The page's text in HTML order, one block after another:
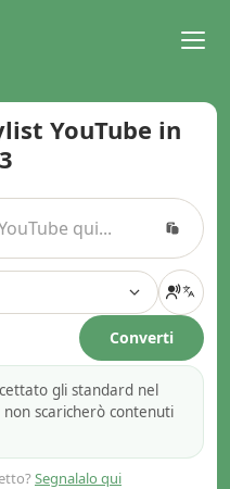
YouTube in
Converti
gli standard nel
non scaricherò contenuti
Segnalalo qui